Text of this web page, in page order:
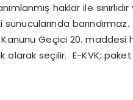
haklar ile
barındırmaz.
Kanunu Geçici 20.
seçilir. E-KVK;